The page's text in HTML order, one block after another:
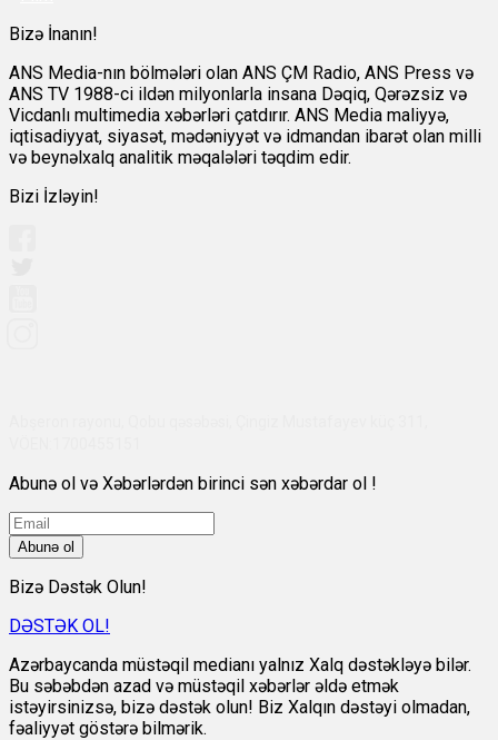
Bizə İnanın!
ANS Media-nın bölmələri olan ANS ÇM Radio, ANS Press və
ANS TV 1988-ci ildən milyonlarla insana Dəqiq, Qərəzsiz və
Vicdanlı multimedia xəbərləri çatdırır. ANS Media maliyyə,
iqtisadiyyat, siyasət, mədəniyyət və idmandan ibarət olan milli
və beynəlxalq analitik məqalələri təqdim edir.
Bizi İzləyin!
Abunə ol və Xəbərlərdən birinci sən xəbərdar ol !
Abunə ol
Bizə Dəstək Olun!
DƏSTƏK OL!
Azərbaycanda müstəqil medianı yalnız Xalq dəstəkləyə bilər.
Bu səbəbdən azad və müstəqil xəbərlər əldə etmək
istəyirsinizsə, bizə dəstək olun! Biz Xalqın dəstəyi olmadan,
fəaliyyət göstərə bilmərik.